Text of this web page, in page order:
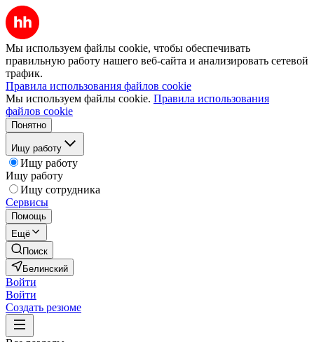
Мы используем файлы cookie, чтобы обеспечивать
правильную работу нашего веб-сайта и анализировать сетевой
трафик.
Правила использования файлов cookie
Мы используем файлы cookie. Правила использования
файлов cookie
Понятно
Ищу работу
Ищу работу
Ищу работу
Ищу сотрудника
Сервисы
Помощь
Ещё
Поиск
Белинский
Войти
Войти
Создать резюме